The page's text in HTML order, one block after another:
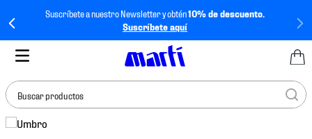
Suscríbete a nuestro Newsletter y obtén10% de descuento.
Suscríbete aquí
Buscar productos